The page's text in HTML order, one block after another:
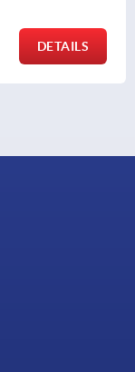
2,77 €
excl. BTW
plus verzendkosten